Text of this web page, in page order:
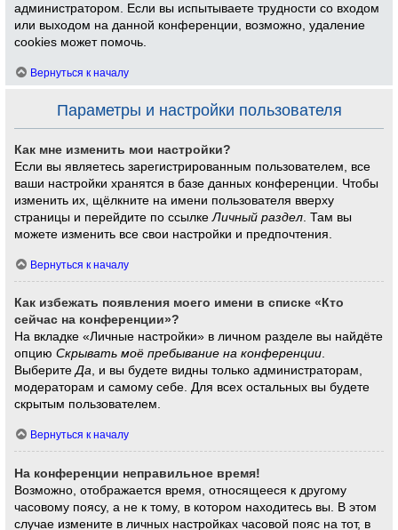
администратором. Если вы испытываете трудности со входом
или выходом на данной конференции, возможно, удаление
cookies может помочь.
Вернуться к началу
Параметры и настройки пользователя
Как мне изменить мои настройки?
Если вы являетесь зарегистрированным пользователем, все
ваши настройки хранятся в базе данных конференции. Чтобы
изменить их, щёлкните на имени пользователя вверху
страницы и перейдите по ссылкеЛичный раздел . Там вы
можете изменить все свои настройки и предпочтения.
Вернуться к началу
Как избежать появления моего имени в списке «Кто
сейчас на конференции»?
На вкладке «Личные настройки» в личном разделе вы найдёте
опциюСкрывать моё пребывание на конференции.
ВыберитеДа, и вы будете видны только администраторам,
модераторам и самому себе. Для всех остальных вы будете
скрытым пользователем.
Вернуться к началу
На конференции неправильное время!
Возможно, отображается время, относящееся к другому
часовому поясу, а не к тому, в котором находитесь вы. В этом
случае измените в личных настройках часовой пояс на тот, в